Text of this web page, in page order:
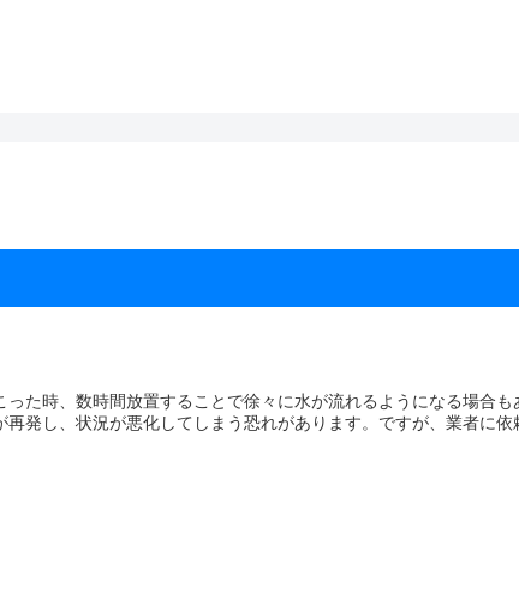
た時、数時間放置することで徐々に水が流れるようになる場合も
発し、状況が悪化してしまう恐れがあります。ですが、業者に